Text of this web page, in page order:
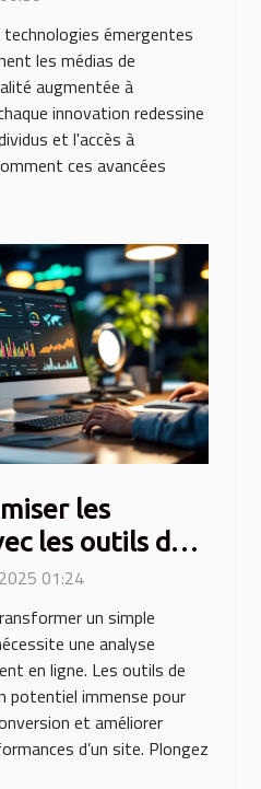
technologies émergentes
les médias de
augmentée à
innovation redessine
et l'accès à
ces avancées
les
les outils de
01:24
un simple
une analyse
en ligne. Les outils de
immense pour
et améliorer
d’un site. Plongez